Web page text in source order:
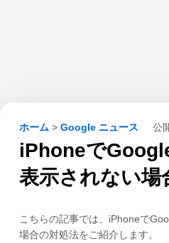
ホーム > Google ニュース 公
iPhoneで
表示されない場
こちらの記事では、iPhoneで
場合の対処法をご紹介します。